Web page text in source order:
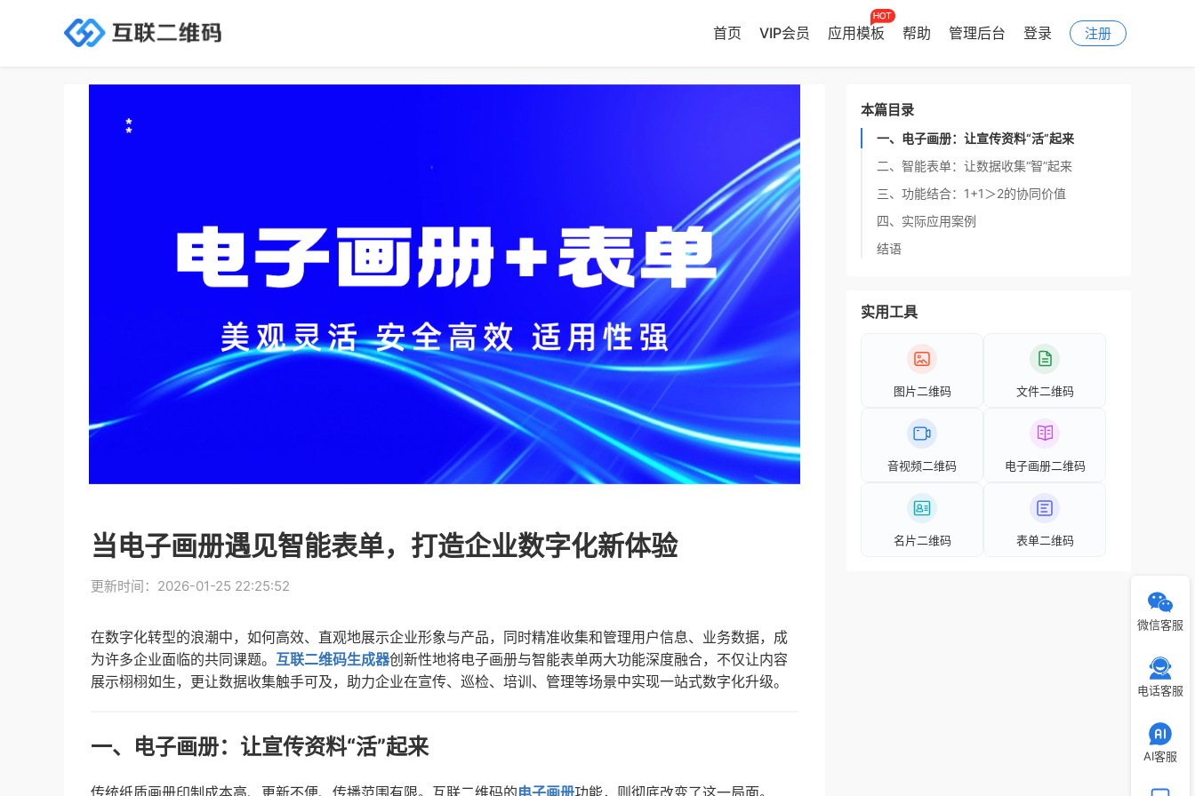
首页 VIP会员 应用模板 帮助 管理后台 登录 注册
当电子画册遇见智能表单，打造企业数字化新体验
更新时间：2026-01-25 22:25:52
在数字化转型的浪潮中，如何高效、直观地展示企业形象与产品，同时精准收集和管理用户信息、业务数据，成
为许多企业面临的共同课题。 互联二维码生成器创新性地将电子画册与智能表单两大功能深度融合，不仅让内容
展示栩栩如生，更让数据收集触手可及，助力企业在宣传、巡检、培训、管理等场景中实现一站式数字化升级。
一、电子画册：让宣传资料“活”起来
传统纸质画册印制成本高、更新不便、传播范围有限。互联二维码的电子画册功能，则彻底改变了这一局面。
本篇目录
一、电子画册：让宣传资料“活”起来
二、智能表单：让数据收集“智”起来
三、功能结合：1+1＞2的协同价值
四、实际应用案例
结语
实用工具
图片二维码 文件二维码
音视频二维码 电子画册二维码
名片二维码 表单二维码
微信客服
电话客服
AI客服